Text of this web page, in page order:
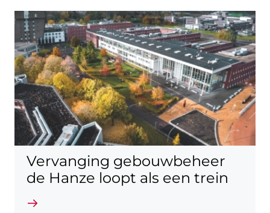
Vervanging gebouwbeheer
de Hanze loopt als een trein
Lees verder